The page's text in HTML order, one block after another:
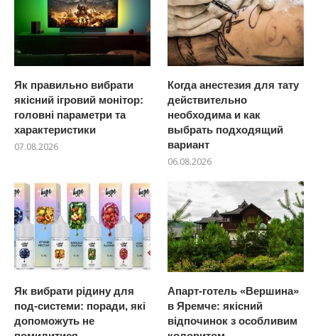
Як правильно вибрати
якісний ігровий монітор:
головні параметри та
характеристики
07.08.2026
Когда анестезия для тату
действительно
необходима и как
выбрать подходящий
вариант
06.08.2026
Як вибрати рідину для
под-системи: поради, які
допоможуть не
Апарт-готель «Вершина»
в Яремче: якісний
відпочинок з особливим